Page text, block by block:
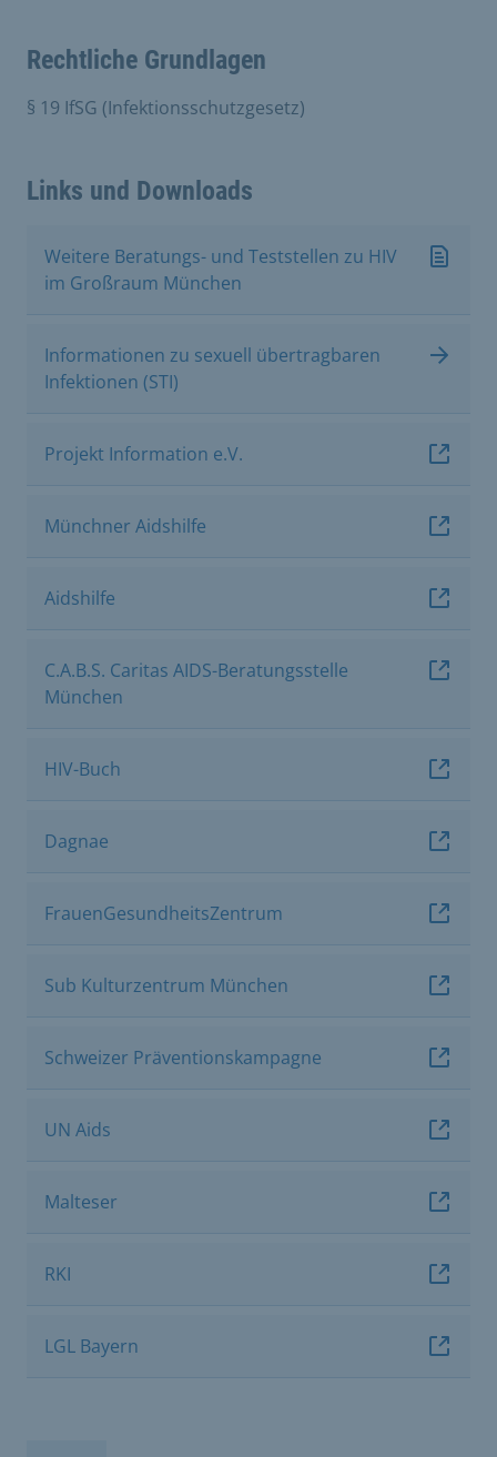
Rechtliche Grundlagen
§ 19 IfSG (Infektionsschutzgesetz)
Links und Downloads
Weitere Beratungs- und Teststellen zu HIV
im Großraum München
Informationen zu sexuell übertragbaren
Infektionen (STI)
Projekt Information e.V.
Münchner Aidshilfe
Aidshilfe
C.A.B.S. Caritas AIDS-Beratungsstelle
München
HIV-Buch
Dagnae
FrauenGesundheitsZentrum
Sub Kulturzentrum München
Schweizer Präventionskampagne
UN Aids
Malteser
RKI
LGL Bayern